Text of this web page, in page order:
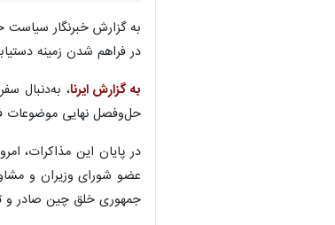
به گزارش خبرنگار سیاست
در فراهم شدن زمینه
به گزارش ایرنا، به‌دنبال
حل‌وفصل نهایی موضوعات
عضو شورای وزیران و
جمهوری خلق چین صادر و توافق